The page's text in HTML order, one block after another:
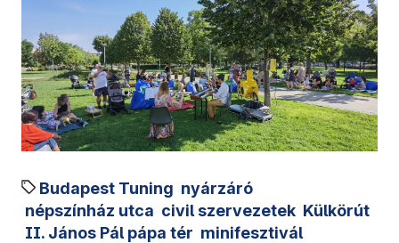
Budapest Tuning nyárzáró
népszínház utca civil szervezetek Külkörút
II. János Pál pápa tér minifesztivál